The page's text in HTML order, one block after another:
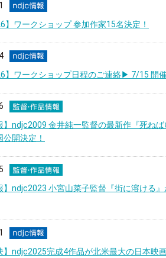
】ワークショップ 参加作家15名決定！
】ワークショップ日程のご連絡▶︎ 7/15 開
】ndjc2009 金井純一監督の最新作『死ね
開決定！
】ndjc2023 小宮山菜子監督『街に溶ける
】ndjc2025完成4作品が北米最大の日本映